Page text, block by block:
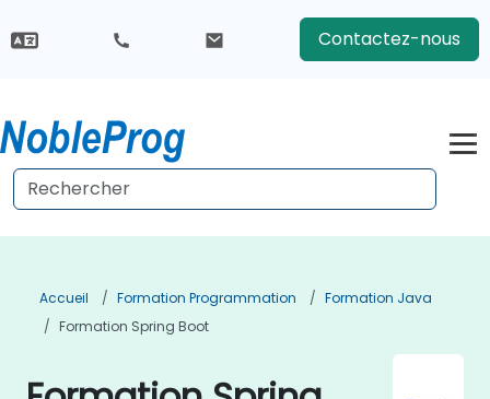
Contactez-nous
Accueil Formation Programmation
Formation Java
Formation Spring Boot